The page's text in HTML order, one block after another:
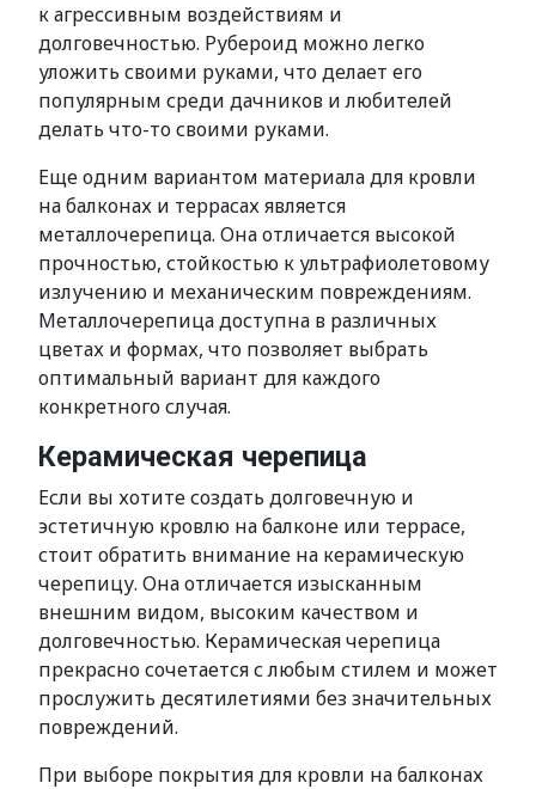
к агрессивным воздействиям и
долговечностью. Рубероид можно легко
уложить своими руками, что делает его
популярным среди дачников и любителей
делать что-то своими руками.
Еще одним вариантом материала для кровли
на балконах и террасах является
металлочерепица. Она отличается высокой
прочностью, стойкостью к ультрафиолетовому
излучению и механическим повреждениям.
Металлочерепица доступна в различных
цветах и формах, что позволяет выбрать
оптимальный вариант для каждого
конкретного случая.
Керамическая черепица
Если вы хотите создать долговечную и
эстетичную кровлю на балконе или террасе,
стоит обратить внимание на керамическую
черепицу. Она отличается изысканным
внешним видом, высоким качеством и
долговечностью. Керамическая черепица
прекрасно сочетается с любым стилем и может
прослужить десятилетиями без значительных
повреждений.
При выборе покрытия для кровли на балконах